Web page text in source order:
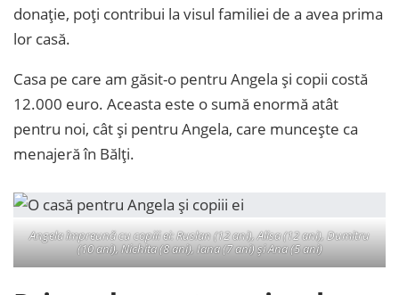
donație, poți contribui la visul familiei de a avea prima
lor casă.
Casa pe care am găsit-o pentru Angela și copii costă
12.000 euro. Aceasta este o sumă enormă atât
pentru noi, cât și pentru Angela, care muncește ca
menajeră în Bălți.
Angela împreună cu copiii ei: Ruslan (12 ani), Alisa (12 ani), Dumitru
(10 ani), Nichita (8 ani), Iana (7 ani) și Ana (5 ani)